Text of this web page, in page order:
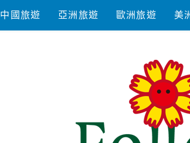
中國旅遊 亞洲旅遊 歐洲旅遊 美